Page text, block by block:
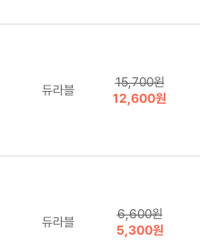
듀라블
15,700원
12,600원
듀라블
6,600원
5,300원